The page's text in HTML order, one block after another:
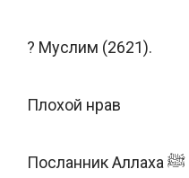
? Муслим (2621).
Плохой нрав